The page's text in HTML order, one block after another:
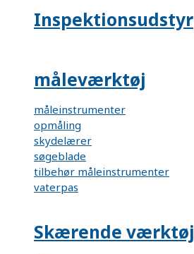
Inspektionsudstyr
måleværktøj
måleinstrumenter
opmåling
skydelærer
søgeblade
tilbehør måleinstrumenter
vaterpas
Skærende værktøj